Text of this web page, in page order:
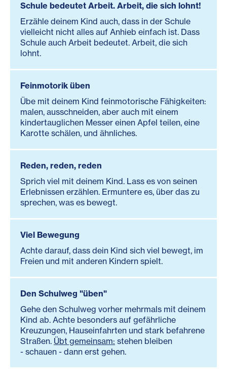
Schule bedeutet Arbeit. Arbeit, die sich lohnt!
Erzähle deinem Kind auch, dass in der Schule
vielleicht nicht alles auf Anhieb einfach ist. Dass
Schule auch Arbeit bedeutet. Arbeit, die sich
lohnt.
Feinmotorik üben
Übe mit deinem Kind feinmotorische Fähigkeiten:
malen, ausschneiden, aber auch mit einem
kindertauglichen Messer einen Apfel teilen, eine
Karotte schälen, und ähnliches.
Reden, reden, reden
Sprich viel mit deinem Kind. Lass es von seinen
Erlebnissen erzählen. Ermuntere es, über das zu
sprechen, was es bewegt.
Viel Bewegung
Achte darauf, dass dein Kind sich viel bewegt, im
Freien und mit anderen Kindern spielt.
Den Schulweg "üben"
Gehe den Schulweg vorher mehrmals mit deinem
Kind ab. Achte besonders auf gefährliche
Kreuzungen, Hauseinfahrten und stark befahrene
Straßen. Übt gemeinsam: stehen bleiben
- schauen - dann erst gehen.